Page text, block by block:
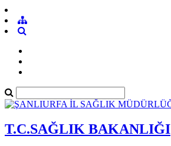
T.C.SAĞLIK BAKANLIĞI